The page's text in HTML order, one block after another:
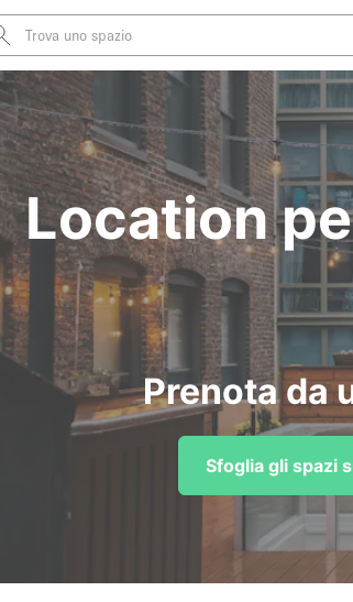
Location
Prenota da
Sfoglia gli spazi